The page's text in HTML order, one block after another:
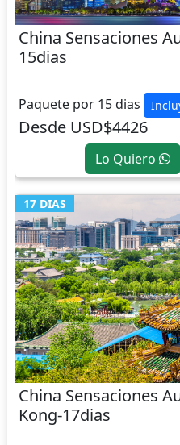
China Sensaciones
15dias
Paquete por 15 dias
Desde USD$4426
Lo Quiero
17 DIAS
China Sensaciones
Kong-17dias